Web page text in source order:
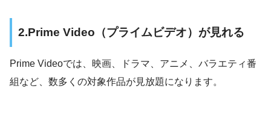
2.Prime Video（プライムビデオ）が見れる
Prime Videoでは、映画、ドラマ、アニメ、バラエティ番
組など、数多くの対象作品が見放題になります。